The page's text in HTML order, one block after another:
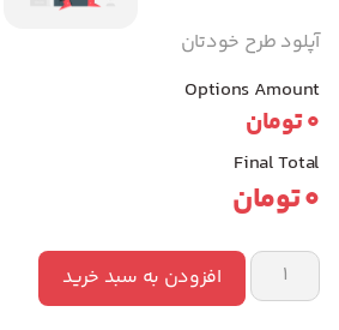
آپلود طرح خودتان
Options Amount
0تومان
Final Total
0تومان
افزودن به سبد خرید